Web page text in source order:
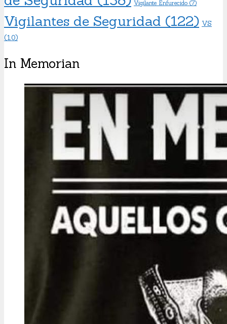
Vigilante Enfurecido (7)
Vigilantes de Seguridad (122) VS
(10)
In Memorian